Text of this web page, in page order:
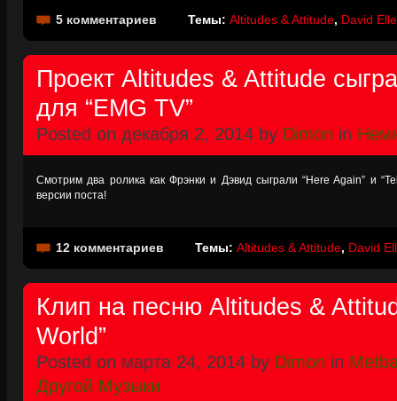
5 комментариев Темы: Altitudes & Attitude, David
Проект Altitudes & Attitude
для “EMG TV”
Posted on декабря 2, 2014 by Dimon in
Смотрим два ролика как Фрэнки и Дэвид сыграли “Here Again” и
версии поста!
12 комментариев Темы: Altitudes & Attitude, David
Клип на песню Altitudes &
World”
Posted on марта 24, 2014 by Dimon in
Другой Музыки